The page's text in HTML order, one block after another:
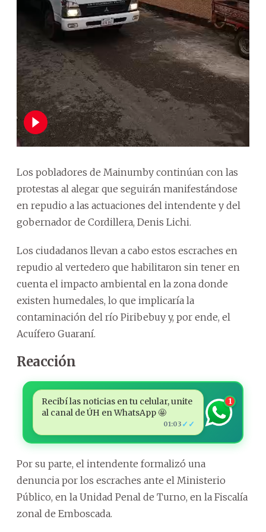
Los pobladores de Mainumby continúan con las
protestas al alegar que seguirán manifestándose
en repudio a las actuaciones del intendente y del
gobernador de Cordillera, Denis Lichi.
Los ciudadanos llevan a cabo estos escraches en
repudio al vertedero que habilitaron sin tener en
cuenta el impacto ambiental en la zona donde
existen humedales, lo que implicaría la
contaminación del río Piribebuy y, por ende, el
Acuífero Guaraní.
Reacción
Recibí las noticias en tu celular, unite
al canal de ÚH en WhatsApp 🤩
01:03 ✓✓
1
Por su parte, el intendente formalizó una
denuncia por los escraches ante el Ministerio
Público, en la Unidad Penal de Turno, en la Fiscalía
zonal de Emboscada.